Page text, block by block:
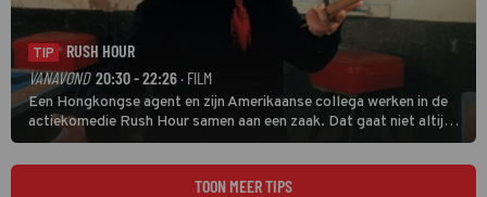
TIP
RUSH HOUR
VANAVOND 20:30 - 22:26 · FILM
Een Hongkongse agent en zijn Amerikaanse collega werken in de
actiekomedie Rush Hour samen aan een zaak. Dat gaat niet altijd
van een leien dakje.
TOON MEER TIPS